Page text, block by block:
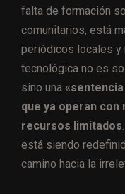
falta de formación
comunitarios, está
periódicos locales y
tecnológica no es
sino una
que ya operan
recursos limitados
está siendo
camino hacia la